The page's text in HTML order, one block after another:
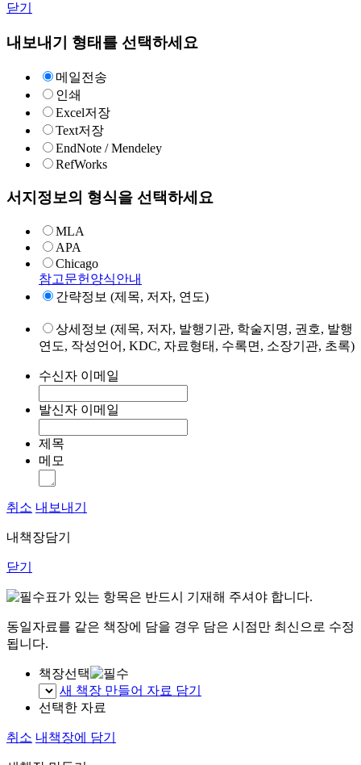
닫기
내보내기 형태를 선택하세요
메일전송
인쇄
Excel저장
Text저장
EndNote / Mendeley
RefWorks
서지정보의 형식을 선택하세요
MLA
APA
Chicago
참고문헌양식안내
간략정보 (제목, 저자, 연도)
상세정보 (제목, 저자, 발행기관, 학술지명, 권호, 발행
연도, 작성언어, KDC, 자료형태, 수록면, 소장기관, 초록)
수신자 이메일
발신자 이메일
제목
메모
취소 내보내기
내책장담기
닫기
표가 있는 항목은 반드시 기재해 주셔야 합니다.
동일자료를 같은 책장에 담을 경우 담은 시점만 최신으로 수정
됩니다.
책장선택
새 책장 만들어 자료 담기
선택한 자료
취소 내책장에 담기